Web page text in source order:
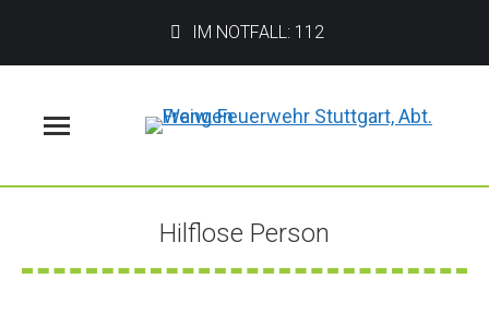
IM NOTFALL: 112
Hilflose Person
Sie befinden sich hier: